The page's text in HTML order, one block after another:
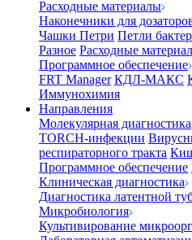
Расходные материалы
Наконечники для
Чашки Петри Петли
Разное Расходные
Программное обеспечение
FRT Manager КДЛ-МАКС
Иммунохимия
Направления
Молекулярная диагностика
TORCH-инфекции
респираторного тракта
Программное обеспечение
Клиническая диагностика
Диагностика латентной
Микробиология
Культивирование